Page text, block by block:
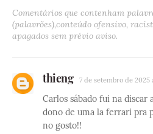
Comentários que contenham
(palavrões),conteúdo ofensivo,
apagados sem prévio aviso.
thieng 7 de setembro de 2025
Carlos sábado fui na discar
dono de uma la ferrari pra
no gosto!!